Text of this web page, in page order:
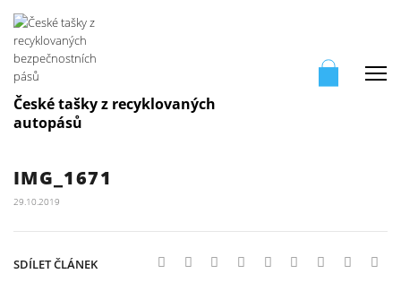
České tašky z recyklovaných
autopásů
IMG_1671
29.10.2019
SDÍLET ČLÁNEK